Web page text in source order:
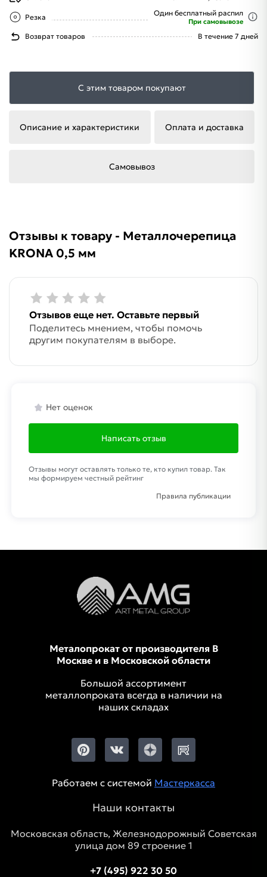
Резка Один бесплатный распил
При самовывозе
Возврат товаров В течение 7 дней
С этим товаром покупают
Описание и характеристики Оплата и доставка
Самовывоз
Отзывы к товару - Металлочерепица
KRONA 0,5 мм
Отзывов еще нет. Оставьте первый
Поделитесь мнением, чтобы помочь
другим покупателям в выборе.
Нет оценок
Написать отзыв
Отзывы могут оставлять только те, кто купил товар. Так
мы формируем честный рейтинг
Правила публикации
Металопрокат от производителя В
Москве и в Московской области
Большой ассортимент
металлопроката всегда в наличии на
наших складах
Работаем с системой Мастеркасса
Наши контакты
Московская область, Железнодорожный Советская
улица дом 89 строение 1
+7 (495) 922 30 50